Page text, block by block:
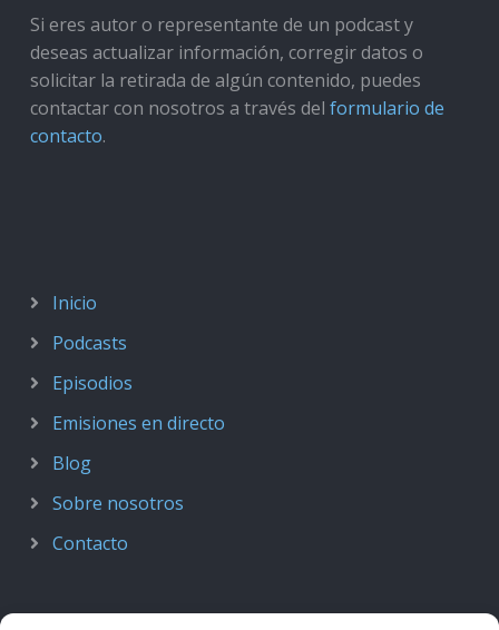
Si eres autor o representante de un podcast y
deseas actualizar información, corregir datos o
solicitar la retirada de algún contenido, puedes
contactar con nosotros a través del formulario de
contacto.
Inicio
Podcasts
Episodios
Emisiones en directo
Blog
Sobre nosotros
Contacto